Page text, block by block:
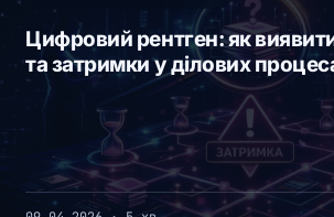
Цифровий рентген: як
та затримки у ділових